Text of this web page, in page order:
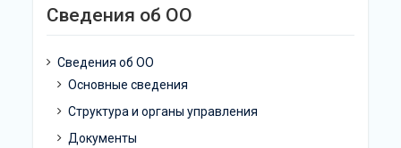
Сведения об ОО
Сведения об ОО
Основные сведения
Структура и органы управления
Документы